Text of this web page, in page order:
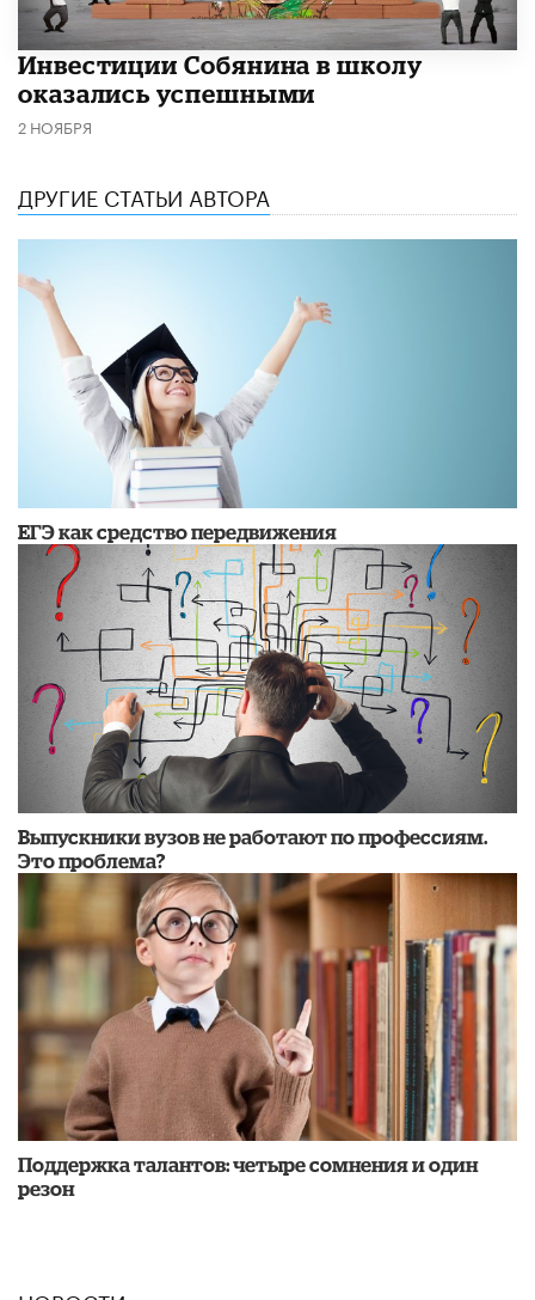
​Инвестиции Собянина в школу
оказались успешными
2 НОЯБРЯ
ДРУГИЕ СТАТЬИ АВТОРА
ЕГЭ как средство передвижения
Выпускники вузов не работают по профессиям.
Это проблема?
Поддержка талантов: четыре сомнения и один
резон